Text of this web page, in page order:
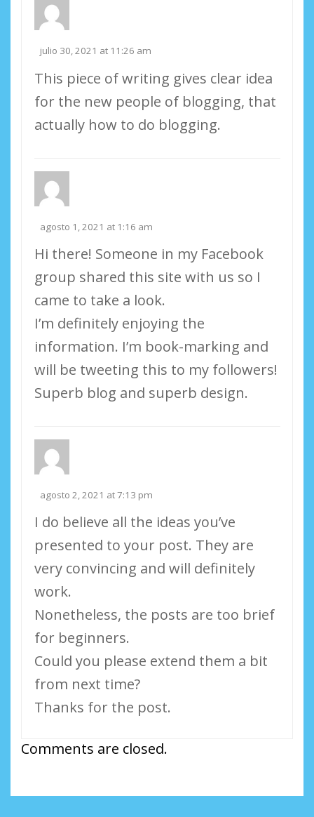
julio 30, 2021 at 11:26 am
This piece of writing gives clear idea
for the new people of blogging, that
actually how to do blogging.
agosto 1, 2021 at 1:16 am
Hi there! Someone in my Facebook
group shared this site with us so I
came to take a look.
I’m definitely enjoying the
information. I’m book-marking and
will be tweeting this to my followers!
Superb blog and superb design.
agosto 2, 2021 at 7:13 pm
I do believe all the ideas you’ve
presented to your post. They are
very convincing and will definitely
work.
Nonetheless, the posts are too brief
for beginners.
Could you please extend them a bit
from next time?
Thanks for the post.
Comments are closed.